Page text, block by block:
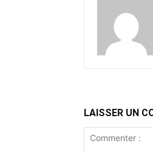
LAISSER UN